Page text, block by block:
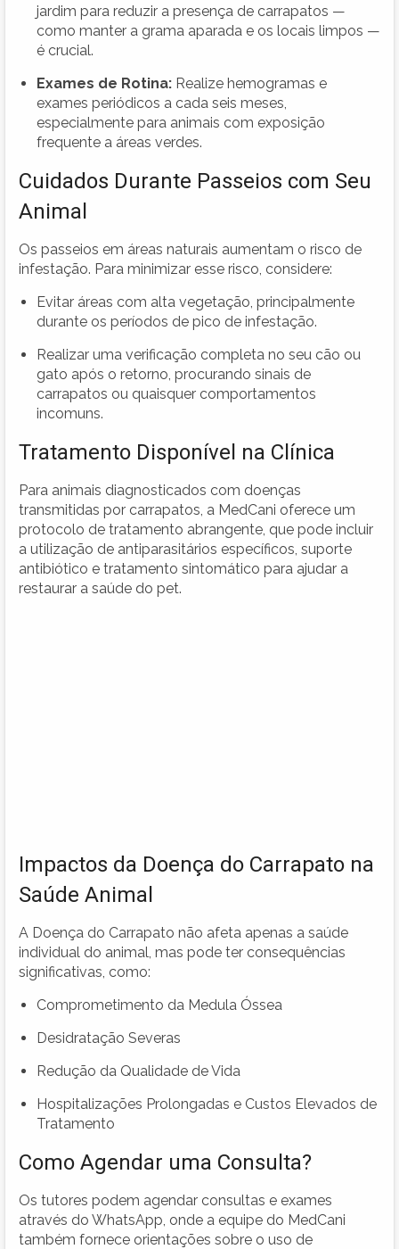
jardim para reduzir a presença de carrapatos —
como manter a grama aparada e os locais limpos —
é crucial.
Exames de Rotina: Realize hemogramas e
exames periódicos a cada seis meses,
especialmente para animais com exposição
frequente a áreas verdes.
Cuidados Durante Passeios com Seu
Animal
Os passeios em áreas naturais aumentam o risco de
infestação. Para minimizar esse risco, considere:
Evitar áreas com alta vegetação, principalmente
durante os períodos de pico de infestação.
Realizar uma verificação completa no seu cão ou
gato após o retorno, procurando sinais de
carrapatos ou quaisquer comportamentos
incomuns.
Tratamento Disponível na Clínica
Para animais diagnosticados com doenças
transmitidas por carrapatos, a MedCani oferece um
protocolo de tratamento abrangente, que pode incluir
a utilização de antiparasitários específicos, suporte
antibiótico e tratamento sintomático para ajudar a
restaurar a saúde do pet.
Impactos da Doença do Carrapato na
Saúde Animal
A Doença do Carrapato não afeta apenas a saúde
individual do animal, mas pode ter consequências
significativas, como:
Comprometimento da Medula Óssea
Desidratação Severas
Redução da Qualidade de Vida
Hospitalizações Prolongadas e Custos Elevados de
Tratamento
Como Agendar uma Consulta?
Os tutores podem agendar consultas e exames
através do WhatsApp, onde a equipe do MedCani
também fornece orientações sobre o uso de